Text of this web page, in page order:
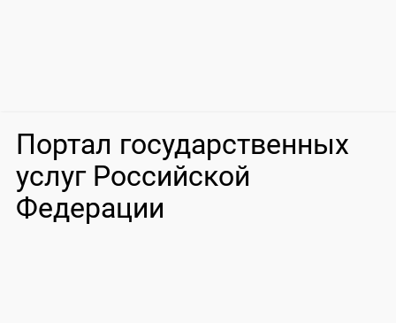
Портал государственных
услуг Российской
Федерации